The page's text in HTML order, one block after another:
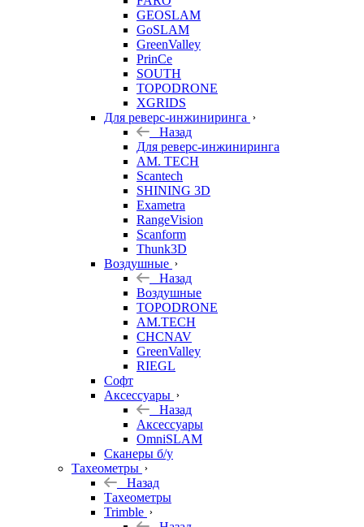
GEOSLAM
GoSLAM
GreenValley
PrinCe
SOUTH
TOPODRONE
XGRIDS
Для реверс-инжиниринга
Назад
Для реверс-инжиниринга
AM. TECH
Scantech
SHINING 3D
Exametra
RangeVision
Scanform
Thunk3D
Воздушные
Назад
Воздушные
TOPODRONE
AM.TECH
CHCNAV
GreenValley
RIEGL
Софт
Аксессуары
Назад
Аксессуары
OmniSLAM
Сканеры б/у
Тахеометры
Назад
Тахеометры
Trimble